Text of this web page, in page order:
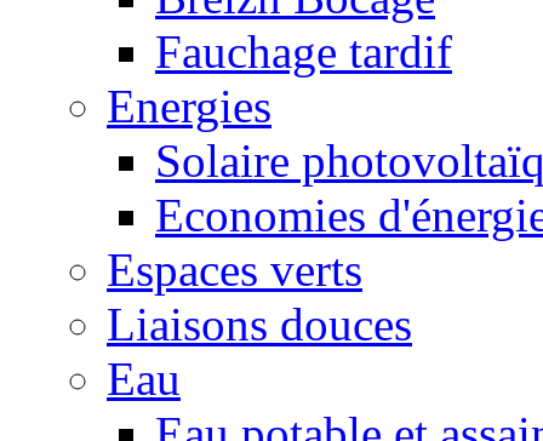
Fauchage tardif
Energies
Solaire
Economies
Espaces verts
Liaisons douces
Eau